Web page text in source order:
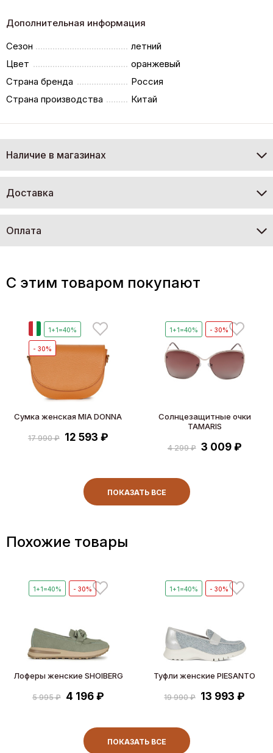
Дополнительная информация
Сезон
летний
Цвет
оранжевый
Страна бренда
Россия
Страна производства
Китай
Наличие в магазинах
Доставка
Оплата
C этим товаром покупают
1+1=40%
- 30%
Сумка женская MIA DONNA
17 990 ₽ 12 593 ₽
1+1=40% - 30%
Солнцезащитные очки
TAMARIS
4 299 ₽ 3 009 ₽
ПОКАЗАТЬ ВСЕ
Похожие товары
1+1=40% - 30%
Лоферы женские SHOIBERG
5 995 ₽ 4 196 ₽
1+1=40% - 30%
Туфли женские PIESANTO
19 990 ₽ 13 993 ₽
ПОКАЗАТЬ ВСЕ